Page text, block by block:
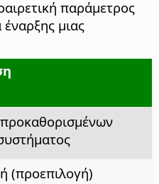
παράμετρος
μιας
(προεπιλογή)